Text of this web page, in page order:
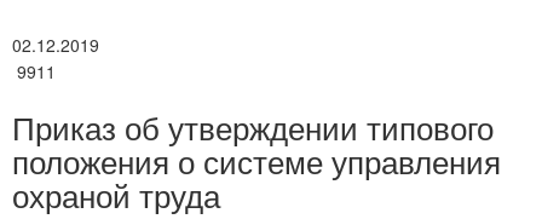
02.12.2019
9911
Приказ об утверждении типового
положения о системе управления
охраной труда